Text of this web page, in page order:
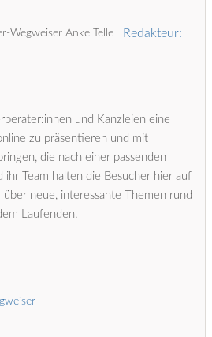
Redakteur:
und Kanzleien eine
zu präsentieren und mit
die nach einer passenden
ihr Team halten die Besucher hier auf
neue, interessante Themen rund
Laufenden.